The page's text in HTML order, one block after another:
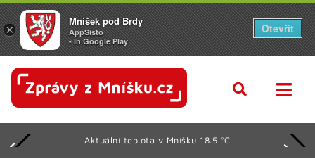
Aktuální teplota v Mníšku 18.5 °C
×
Mníšek pod Brdy
AppSisto
- In Google Play
Otevřít